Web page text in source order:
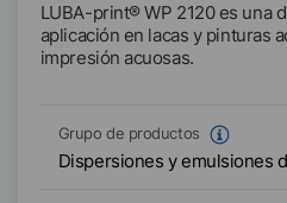
LUBA-print® WP 2120 es una
aplicación en lacas y pinturas
impresión acuosas.
Grupo de productos
Dispersiones y emulsiones